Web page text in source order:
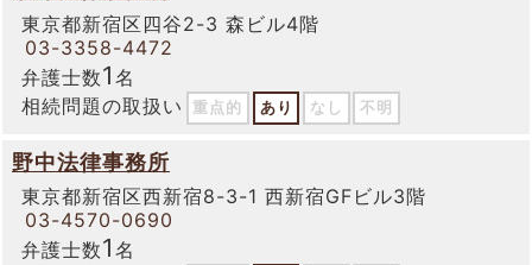
東京都新宿区四谷2-3 森ビル4階
03-3358-4472
弁護士数1 名
相続問題の取扱い
重点的 あり なし 不明
野中法律事務所
東京都新宿区西新宿8-3-1 西新宿GFビル3階
03-4570-0690
弁護士数1 名